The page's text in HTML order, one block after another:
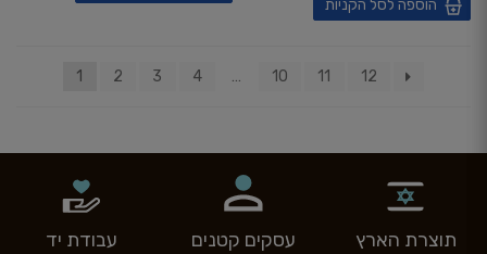
הוספה לסל הקניות
1 2 3 4 … 10 11 12
תוצרת הארץ עסקים קטנים עבודת יד